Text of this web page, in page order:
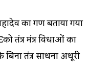
का गण बताया गया
तंत्र मंत्र विधाओं का
तंत्र साधना अधूरी